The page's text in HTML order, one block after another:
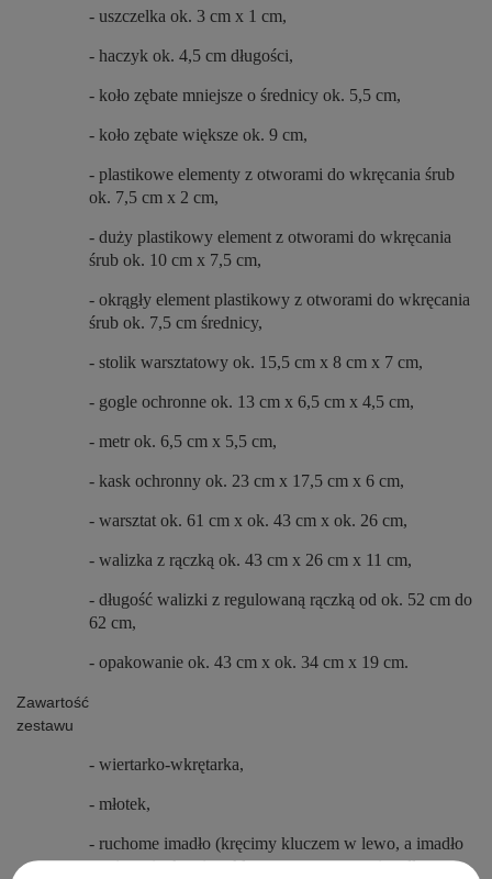
- uszczelka ok. 3 cm x 1 cm,
- haczyk ok. 4,5 cm długości,
- koło zębate mniejsze o średnicy ok. 5,5 cm,
- koło zębate większe ok. 9 cm,
- plastikowe elementy z otworami do wkręcania śrub
ok. 7,5 cm x 2 cm,
- duży plastikowy element z otworami do wkręcania
śrub ok. 10 cm x 7,5 cm,
- okrągły element plastikowy z otworami do wkręcania
śrub ok. 7,5 cm średnicy,
- stolik warsztatowy ok. 15,5 cm x 8 cm x 7 cm,
- gogle ochronne ok. 13 cm x 6,5 cm x 4,5 cm,
- metr ok. 6,5 cm x 5,5 cm,
- kask ochronny ok. 23 cm x 17,5 cm x 6 cm,
- warsztat ok. 61 cm x ok. 43 cm x ok. 26 cm,
- walizka z rączką ok. 43 cm x 26 cm x 11 cm,
- długość walizki z regulowaną rączką od ok. 52 cm do
62 cm,
- opakowanie ok. 43 cm x ok. 34 cm x 19 cm.
Zawartość
zestawu
- wiertarko-wkrętarka,
- młotek,
- ruchome imadło (kręcimy kluczem w lewo, a imadło
otwiera się, kręcimy kluczem w prawo, a imadło